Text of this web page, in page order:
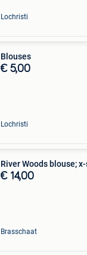
Lochristi
Blouses
€ 5,00
Lochristi
River Woods blouse; x-
€ 14,00
Brasschaat